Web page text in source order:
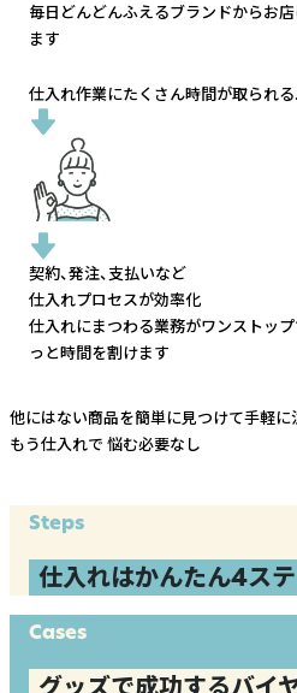
毎日どんどんふえるブランドからお
ます
仕入れ作業にたくさん時間が取られる
契約、発注、支払いなど
仕入れプロセスが効率化
仕入れにまつわる業務がワンストップ
っと時間を割けます
他にはない商品を簡単に見つけて手軽に
もう仕入れで 悩む必要なし
Steps
仕入れはかんたん4ス
Cases